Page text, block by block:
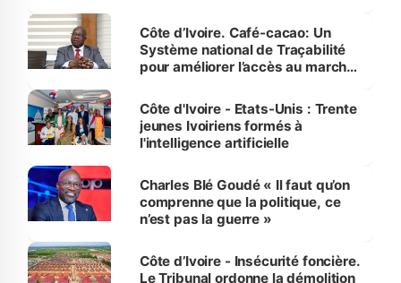
Côte d’Ivoire. Café-cacao: Un
Système national de Traçabilité
pour améliorer l’accès au marché
Côte d'Ivoire - Etats-Unis : Trente
jeunes Ivoiriens formés à
l'intelligence artificielle
Charles Blé Goudé « Il faut qu’on
comprenne que la politique, ce
n’est pas la guerre »
Côte d’Ivoire - Insécurité foncière.
Le Tribunal ordonne la démolition